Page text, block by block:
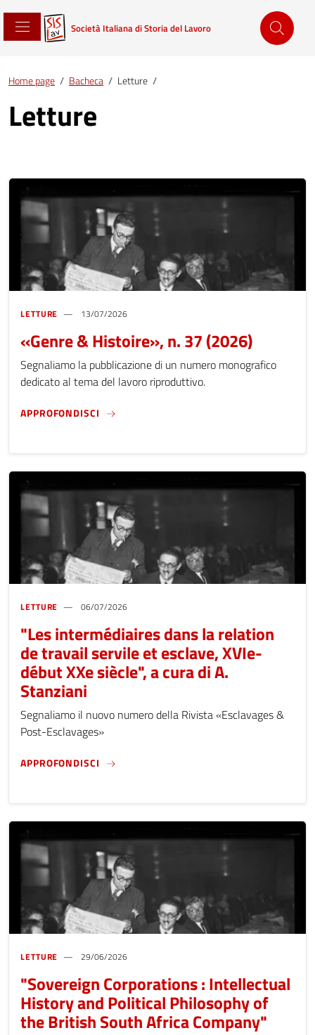
Società Italiana di Storia del Lavoro
Home page / Bacheca / Letture /
Letture
LETTURE 13/07/2026
«Genre & Histoire», n. 37 (2026)
Segnaliamo la pubblicazione di un numero monografico
dedicato al tema del lavoro riproduttivo.
APPROFONDISCI «GENRE & HISTOIRE», N. 37 (2026)
LETTURE 06/07/2026
"Les intermédiaires dans la relation
de travail servile et esclave, XVIe-
début XXe siècle", a cura di A.
Stanziani
Segnaliamo il nuovo numero della Rivista «Esclavages &
Post-Esclavages»
APPROFONDISCI "LES INTERMÉDIAIRES DANS LA RELATION
LETTURE 29/06/2026
"Sovereign Corporations : Intellectual
History and Political Philosophy of
the British South Africa Company"